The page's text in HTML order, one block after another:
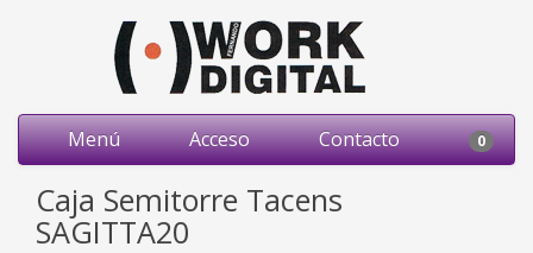
Menú Acceso Contacto 0
Caja Semitorre Tacens
SAGITTA20